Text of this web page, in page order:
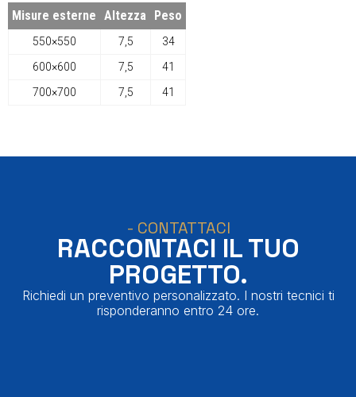
Misure esterne Altezza Peso
550×550 7,5
34
600×600
7,5
41
700×700
7,5 41
- CONTATTACI
RACCONTACI IL TUO
PROGETTO.
Richiedi un preventivo personalizzato. I nostri tecnici ti
risponderanno entro 24 ore.